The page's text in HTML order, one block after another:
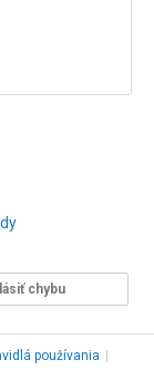
chybu
používania